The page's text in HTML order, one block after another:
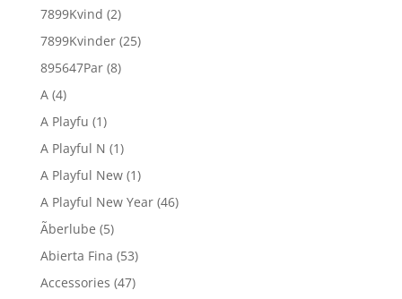
7899Kvind (2)
7899Kvinder (25)
895647Par (8)
A (4)
A Playfu (1)
A Playful N (1)
A Playful New (1)
A Playful New Year (46)
Ãberlube (5)
Abierta Fina (53)
Accessories (47)